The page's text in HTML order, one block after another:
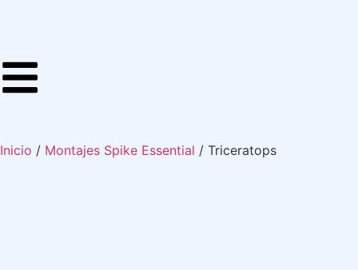
Inicio / Montajes Spike Essential / Triceratops